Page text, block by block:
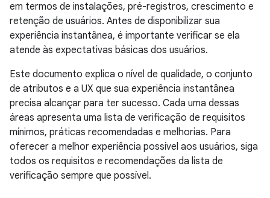
em termos de instalações, pré-registros, crescimento e
retenção de usuários. Antes de disponibilizar sua
experiência instantânea, é importante verificar se ela
atende às expectativas básicas dos usuários.
Este documento explica o nível de qualidade, o conjunto
de atributos e a UX que sua experiência instantânea
precisa alcançar para ter sucesso. Cada uma dessas
áreas apresenta uma lista de verificação de requisitos
mínimos, práticas recomendadas e melhorias. Para
oferecer a melhor experiência possível aos usuários, siga
todos os requisitos e recomendações da lista de
verificação sempre que possível.